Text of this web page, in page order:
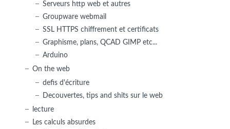
Serveurs http web et autres
Groupware webmail
SSL HTTPS chiffrement et certificats
Graphisme, plans, QCAD GIMP etc...
Arduino
On the web
defis d'écriture
Decouvertes, tips and shits sur le web
lecture
Les calculs absurdes